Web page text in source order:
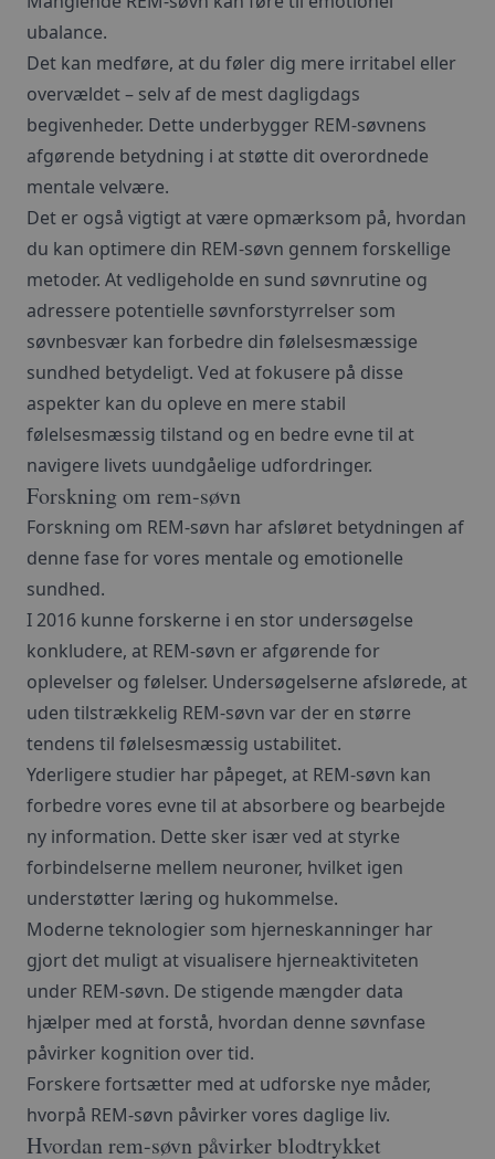
ubalance.
Det kan medføre, at du føler dig mere irritabel eller
overvældet – selv af de mest dagligdags
begivenheder. Dette underbygger REM-søvnens
afgørende betydning i at støtte dit overordnede
mentale velvære.
Det er også vigtigt at være opmærksom på, hvordan
du kan optimere din REM-søvn gennem forskellige
metoder. At vedligeholde en sund søvnrutine og
adressere potentielle søvnforstyrrelser som
søvnbesvær kan forbedre din følelsesmæssige
sundhed betydeligt. Ved at fokusere på disse
aspekter kan du opleve en mere stabil
følelsesmæssig tilstand og en bedre evne til at
navigere livets uundgåelige udfordringer.
Forskning om rem-søvn
Forskning om REM-søvn har afsløret betydningen af
denne fase for vores mentale og emotionelle
sundhed.
I 2016 kunne forskerne i en stor undersøgelse
konkludere, at REM-søvn er afgørende for
oplevelser og følelser. Undersøgelserne afslørede, at
uden tilstrækkelig REM-søvn var der en større
tendens til følelsesmæssig ustabilitet.
Yderligere studier har påpeget, at REM-søvn kan
forbedre vores evne til at absorbere og bearbejde
ny information. Dette sker især ved at styrke
forbindelserne mellem neuroner, hvilket igen
understøtter læring og hukommelse.
Moderne teknologier som hjerneskanninger har
gjort det muligt at visualisere hjerneaktiviteten
under REM-søvn. De stigende mængder data
hjælper med at forstå, hvordan denne søvnfase
påvirker kognition over tid.
Forskere fortsætter med at udforske nye måder,
hvorpå REM-søvn påvirker vores daglige liv.
Hvordan rem-søvn påvirker blodtrykket